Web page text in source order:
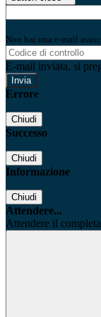
Non hai una e-mail
E-mail inviata, si
Errore
Chiudi
Successo
Chiudi
Informazione
Chiudi
Attendere...
Attendere il